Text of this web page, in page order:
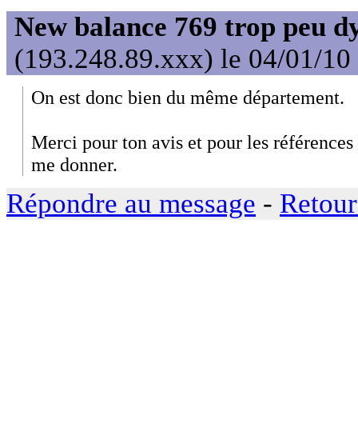
New balance 769 trop peu
(193.248.89.xxx) le 04/01/10
On est donc bien du même département.
Merci pour ton avis et pour les références
me donner.
Répondre au message -